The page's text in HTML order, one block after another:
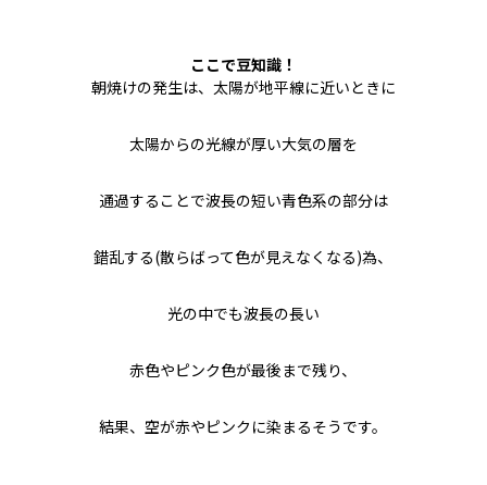
ここで豆知識！
朝焼けの発生は、太陽が地平線に近いときに
太陽からの光線が厚い大気の層を
通過することで波長の短い青色系の部分は
錯乱する(散らばって色が見えなくなる)為、
光の中でも波長の長い
赤色やピンク色が最後まで残り、
結果、空が赤やピンクに染まるそうです。